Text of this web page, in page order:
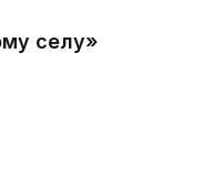
селу»